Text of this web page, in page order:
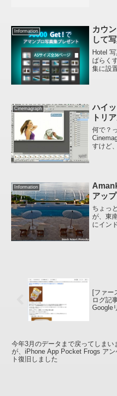
であり
Information
カウ
して
Hotel
ばらく
集に設
Cinemagraph
ハイ
トリ
何で？
すけど
Information
アッ
ちょっ
が、東
にイン
[ファー
ログ記
Google
今年3月のデータまで戻ってしまい
が、iPhone App Pocket Frogs アン
ト復旧しました